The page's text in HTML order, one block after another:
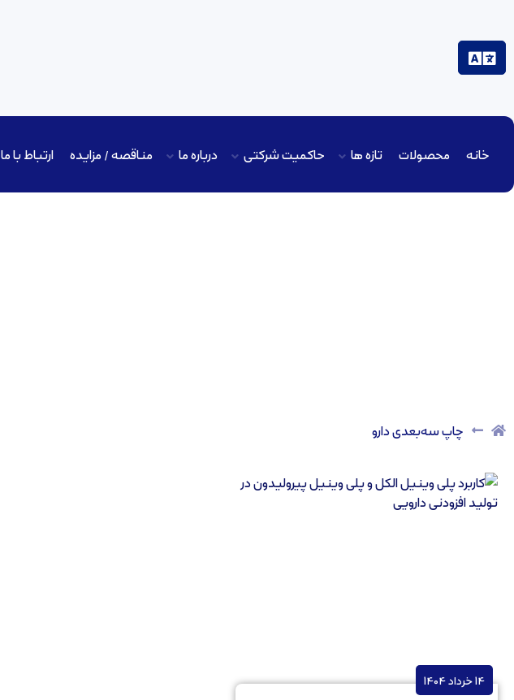
خانه محصولات تازه ها حاکمیت شرکتی درباره ما مناقصه / مزایده ارتباط با ما
چاپ سه‌بعدی دارو
14 خرداد 1404